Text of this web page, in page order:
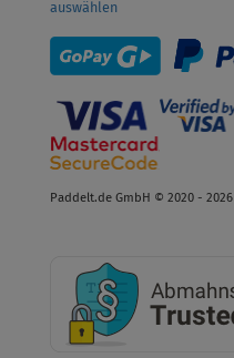
auswählen
Paddelt.de GmbH © 2020 - 2026